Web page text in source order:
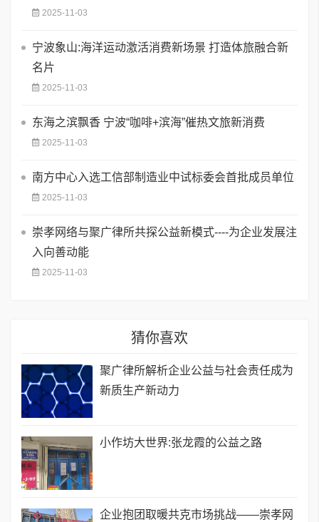
2025-11-03
宁波象山:海洋运动激活消费新场景 打造体旅融合新
名片
2025-11-03
东海之滨飘香 宁波“咖啡+滨海”催热文旅新消费
2025-11-03
南方中心入选工信部制造业中试标委会首批成员单位
2025-11-03
崇孝网络与聚广律所共探公益新模式----为企业发展注
入向善动能
2025-11-03
猜你喜欢
聚广律所解析企业公益与社会责任成为
新质生产新动力
小作坊大世界:张龙霞的公益之路
企业抱团取暖共克市场挑战——崇孝网